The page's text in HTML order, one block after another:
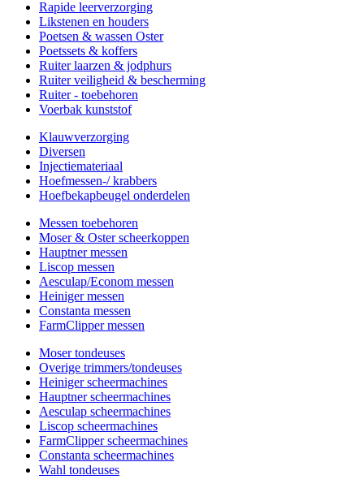
Rapide leerverzorging
Likstenen en houders
Poetsen & wassen Oster
Poetssets & koffers
Ruiter laarzen & jodphurs
Ruiter veiligheid & bescherming
Ruiter - toebehoren
Voerbak kunststof
Klauwverzorging
Diversen
Injectiemateriaal
Hoefmessen-/ krabbers
Hoefbekapbeugel onderdelen
Messen toebehoren
Moser & Oster scheerkoppen
Hauptner messen
Liscop messen
Aesculap/Econom messen
Heiniger messen
Constanta messen
FarmClipper messen
Moser tondeuses
Overige trimmers/tondeuses
Heiniger scheermachines
Hauptner scheermachines
Aesculap scheermachines
Liscop scheermachines
FarmClipper scheermachines
Constanta scheermachines
Wahl tondeuses